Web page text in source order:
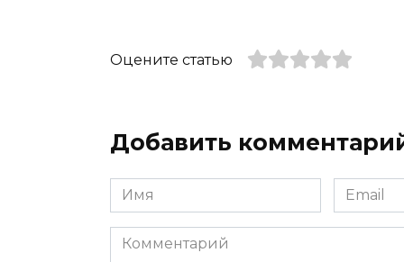
Оцените статью
Добавить
Имя
*
Email
*
Комментарий